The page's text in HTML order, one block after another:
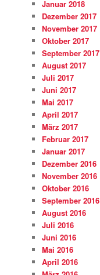
Januar 2018
Dezember 2017
November 2017
Oktober 2017
September 2017
August 2017
Juli 2017
Juni 2017
Mai 2017
April 2017
März 2017
Februar 2017
Januar 2017
Dezember 2016
November 2016
Oktober 2016
September 2016
August 2016
Juli 2016
Juni 2016
Mai 2016
April 2016